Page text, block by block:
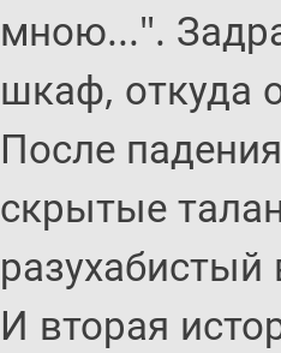
мною...".
шкаф, откуда
После
скрытые
И вторая